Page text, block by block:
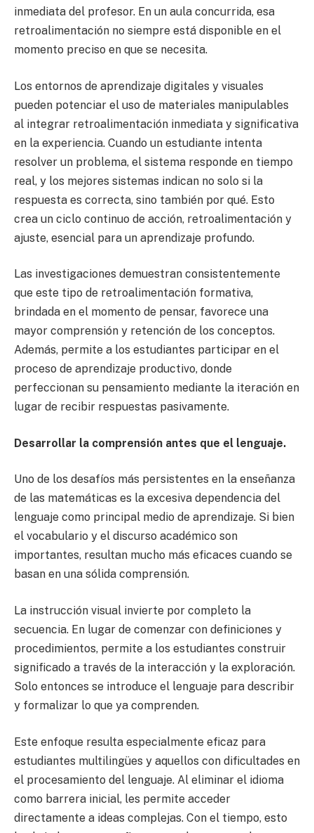
inmediata del profesor. En un aula concurrida, esa
retroalimentación no siempre está disponible en el
momento preciso en que se necesita.
Los entornos de aprendizaje digitales y visuales
pueden potenciar el uso de materiales manipulables
al integrar retroalimentación inmediata y significativa
en la experiencia. Cuando un estudiante intenta
resolver un problema, el sistema responde en tiempo
real, y los mejores sistemas indican no solo si la
respuesta es correcta, sino también por qué. Esto
crea un ciclo continuo de acción, retroalimentación y
ajuste, esencial para un aprendizaje profundo.
Las investigaciones demuestran consistentemente
que este tipo de retroalimentación formativa,
brindada en el momento de pensar, favorece una
mayor comprensión y retención de los conceptos.
Además, permite a los estudiantes participar en el
proceso de aprendizaje productivo, donde
perfeccionan su pensamiento mediante la iteración en
lugar de recibir respuestas pasivamente.
Desarrollar la comprensión antes que el lenguaje.
Uno de los desafíos más persistentes en la enseñanza
de las matemáticas es la excesiva dependencia del
lenguaje como principal medio de aprendizaje. Si bien
el vocabulario y el discurso académico son
importantes, resultan mucho más eficaces cuando se
basan en una sólida comprensión.
La instrucción visual invierte por completo la
secuencia. En lugar de comenzar con definiciones y
procedimientos, permite a los estudiantes construir
significado a través de la interacción y la exploración.
Solo entonces se introduce el lenguaje para describir
y formalizar lo que ya comprenden.
Este enfoque resulta especialmente eficaz para
estudiantes multilingües y aquellos con dificultades en
el procesamiento del lenguaje. Al eliminar el idioma
como barrera inicial, les permite acceder
directamente a ideas complejas. Con el tiempo, esto